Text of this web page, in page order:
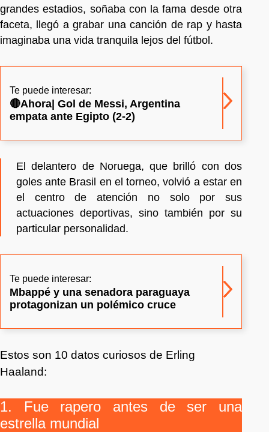
grandes estadios, soñaba con la fama desde otra
faceta, llegó a grabar una canción de rap y hasta
imaginaba una vida tranquila lejos del fútbol.
Te puede interesar:
🔴Ahora| Gol de Messi, Argentina
empata ante Egipto (2-2)
El delantero de Noruega, que brilló con dos
goles ante Brasil en el torneo, volvió a estar en
el centro de atención no solo por sus
actuaciones deportivas, sino también por su
particular personalidad.
Te puede interesar:
Mbappé y una senadora paraguaya
protagonizan un polémico cruce
Estos son 10 datos curiosos de Erling
Haaland:
1. Fue rapero antes de ser una
estrella mundial